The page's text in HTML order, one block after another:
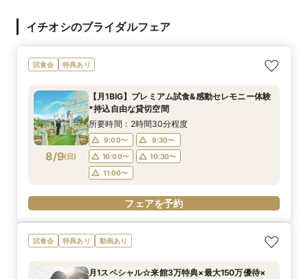
イチオシのブライダルフェア
試食会 特典あり
8/9(日)
【月1BIG】プレミアム試食&感動セレモニー体験
*持込自由な貸切空間
所要時間：2時間30分程度
9:00〜
9:30〜
10:00〜
10:30〜
11:00〜
フェアを予約
試食会 特典あり 動画あり
月1スペシャル☆来館3万特典×最大150万優待×